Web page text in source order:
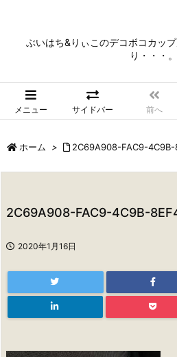
ぶいはち&りぃこのデコボコカッ
り・・・。
メニュー サイドバー 前へ
ホーム > 2C69A908-FAC9-
2C69A908-FAC9-4C9B-
2020年1月16日